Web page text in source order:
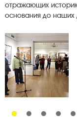
отражающих
основания до наших